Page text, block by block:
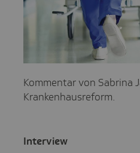
Kommentar von Sabrina
Krankenhausreform.
Inter­view